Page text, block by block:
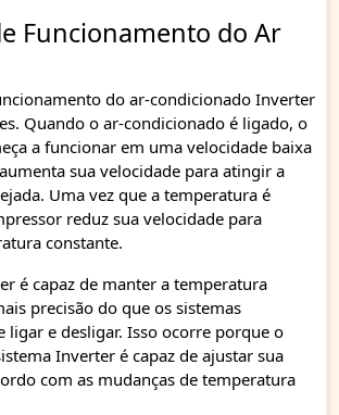
Funcionamento do Ar
do ar-condicionado Inverter
Quando o ar-condicionado é ligado, o
a funcionar em uma velocidade baixa
sua velocidade para atingir a
Uma vez que a temperatura é
reduz sua velocidade para
constante.
é capaz de manter a temperatura
precisão do que os sistemas
ligar e desligar. Isso ocorre porque o
Inverter é capaz de ajustar sua
com as mudanças de temperatura